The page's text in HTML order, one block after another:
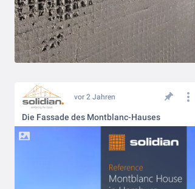
vor 2 Jahren
Die Fassade des Montblanc-Hauses